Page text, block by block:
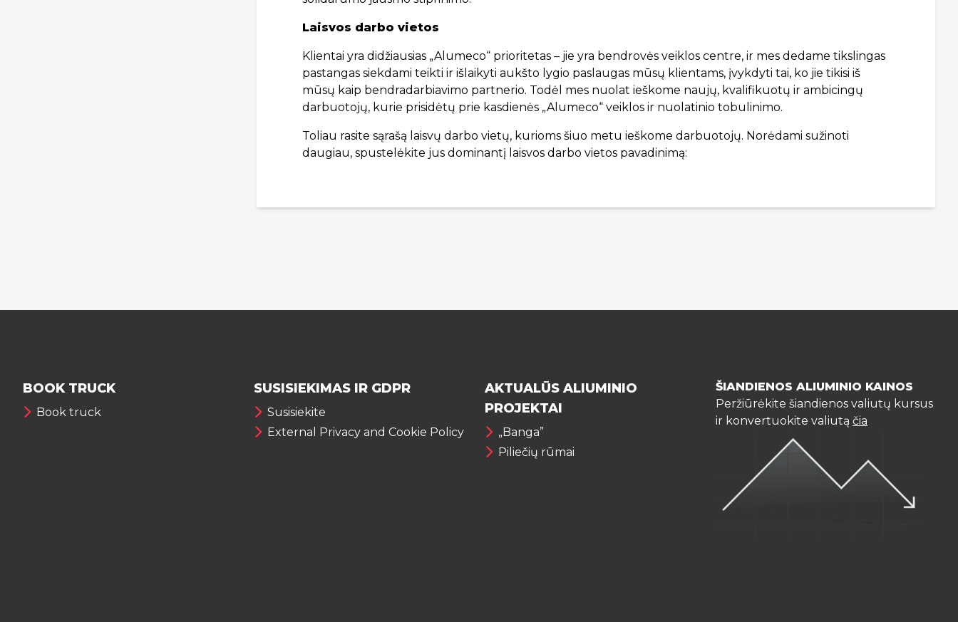
Laisvos darbo vietos
Klientai yra didžiausias „Alumeco“ prioritetas – jie yra bendrovės veiklos centre, ir mes dedame tikslingas
pastangas siekdami teikti ir išlaikyti aukšto lygio paslaugas mūsų klientams, įvykdyti tai, ko jie tikisi iš
mūsų kaip bendradarbiavimo partnerio. Todėl mes nuolat ieškome naujų, kvalifikuotų ir ambicingų
darbuotojų, kurie prisidėtų prie kasdienės „Alumeco“ veiklos ir nuolatinio tobulinimo.
Toliau rasite sąrašą laisvų darbo vietų, kurioms šiuo metu ieškome darbuotojų. Norėdami sužinoti
daugiau, spustelėkite jus dominantį laisvos darbo vietos pavadinimą:
BOOK TRUCK
Book truck
SUSISIEKIMAS IR GDPR
Susisiekite
External Privacy and Cookie Policy
AKTUALŪS ALIUMINIO
PROJEKTAI
„Banga”
Piliečių rūmai
ŠIANDIENOS ALIUMINIO KAINOS
Peržiūrėkite šiandienos valiutų kursus
ir konvertuokite valiutą čia